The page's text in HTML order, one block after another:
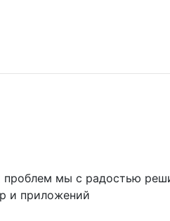
проблем мы с радостью
и приложений